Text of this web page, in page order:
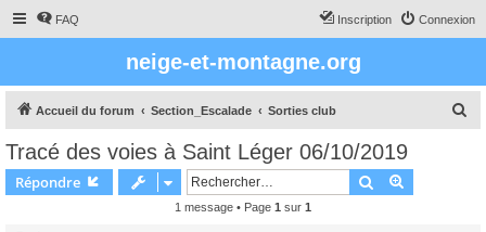
FAQ Connexion
Inscription
neige-et-montagne.org
Accueil du forum Section_Escalade Sorties club
Tracé des voies à Saint Léger 06/10/2019
Répondre Rechercher
1 message • Page 1 sur 1